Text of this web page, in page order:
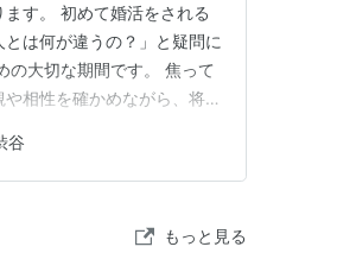
す。 初めて婚活をされる
は何が違うの？」と疑問に
の大切な期間です。 焦って
相性を確かめながら、将来
ング、注意したいポイント
谷
もっと見る